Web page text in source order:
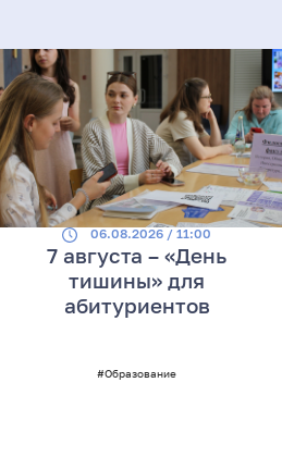
06.08.2026 / 11:00
7 августа – «День
тишины» для
абитуриентов
#Образование